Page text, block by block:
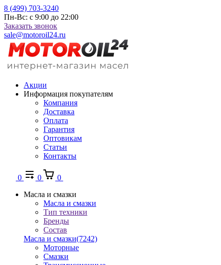
8 (499) 703-3240
Пн-Вс: с 9:00 до 22:00
Заказать звонок
sale@motoroil24.ru
Акции
Информация покупателям
Компания
Доставка
Оплата
Гарантия
Оптовикам
Статьи
Контакты
0 0
0
Масла и смазки
Масла и смазки
Тип техники
Бренды
Состав
Масла и смазки(7242)
Моторные
Смазки